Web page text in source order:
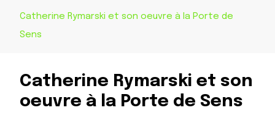
Catherine Rymarski et son oeuvre à la Porte de
Sens
Catherine Rymarski et son
oeuvre à la Porte de Sens